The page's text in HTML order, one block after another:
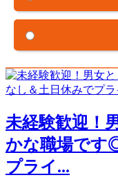
未経験歓迎！
かな職場です
プライ...